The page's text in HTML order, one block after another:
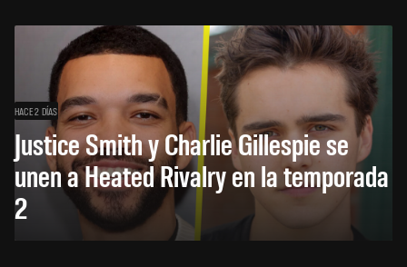
HACE 2 DÍAS
Justice Smith y Charlie Gillespie se
unen a Heated Rivalry en la temporada
2